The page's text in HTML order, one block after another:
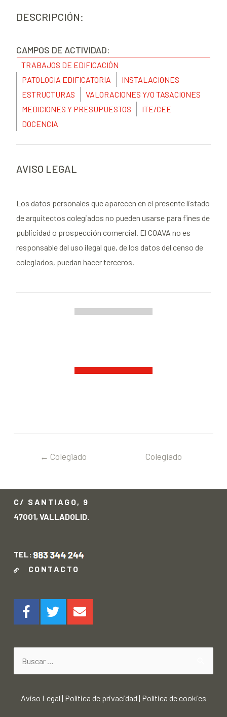
DESCRIPCIÓN:
CAMPOS DE ACTIVIDAD:
TRABAJOS DE EDIFICACIÓN
PATOLOGIA EDIFICATORIA
INSTALACIONES
ESTRUCTURAS
VALORACIONES Y/O TASACIONES
MEDICIONES Y PRESUPUESTOS
ITE/CEE
DOCENCIA
AVISO LEGAL
Los datos personales que aparecen en el presente listado
de arquitectos colegiados no pueden usarse para fines de
publicidad o prospección comercial. El COAVA no es
responsable del uso ilegal que, de los datos del censo de
colegiados, puedan hacer terceros.
← Colegiado
Colegiado
C/ SANTIAGO, 9
47001, VALLADOLID.
TEL:
CONTACTO
Aviso Legal | Política de privacidad | Política de cookies